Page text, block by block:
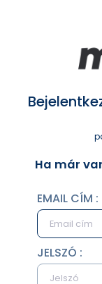
Ha már
EMAIL CÍM :
JELSZÓ :